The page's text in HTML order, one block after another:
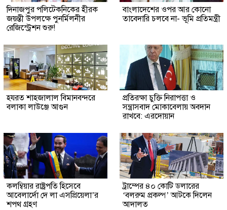
দিনাজপুর পলিটেকনিকের হীরক
জয়ন্তী উপলক্ষে পুনর্মিলনীর
রেজিস্ট্রেশন শুরু!
বাংলাদেশের ওপর আর কোনো
তাবেদারি চলবে না- ভূমি প্রতিমন্ত্রী
হযরত শাহজালাল বিমানবন্দরে
বলাকা লাউঞ্জে আগুন
প্রতিরক্ষা চুক্তি নিরাপত্তা ও
সন্ত্রাসবাদ মোকাবেলায় অবদান
রাখবে: এরদোয়ান
কলম্বিয়ার রাষ্ট্রপতি হিসেবে
আবেলার্দো দে লা এসপ্রিয়েলা’র
শপথ গ্রহণ
ট্রাম্পের ৪০ কোটি ডলারের
‘বলরুম প্রকল্প’ আটকে দিলেন
আদালত